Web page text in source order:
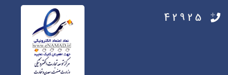
42925